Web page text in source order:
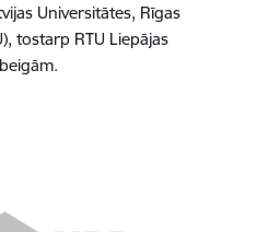
Universitātes, Rīgas
tostarp RTU Liepājas